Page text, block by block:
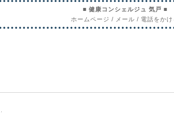
■ 健康コンシェルジュ 気戸 ■
ホームページ / メール / 電話をかけ